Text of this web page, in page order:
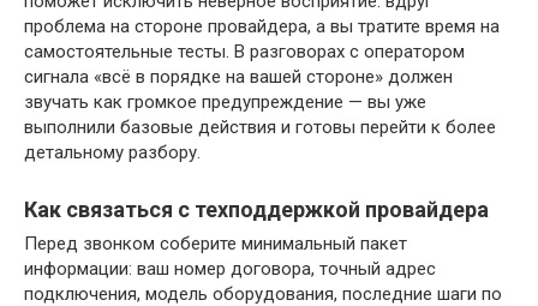
проблема на стороне провайдера, а вы тратите время на
самостоятельные тесты. В разговорах с оператором
сигнала «всё в порядке на вашей стороне» должен
звучать как громкое предупреждение — вы уже
выполнили базовые действия и готовы перейти к более
детальному разбору.
Как связаться с техподдержкой провайдера
Перед звонком соберите минимальный пакет
информации: ваш номер договора, точный адрес
подключения, модель оборудования, последние шаги по